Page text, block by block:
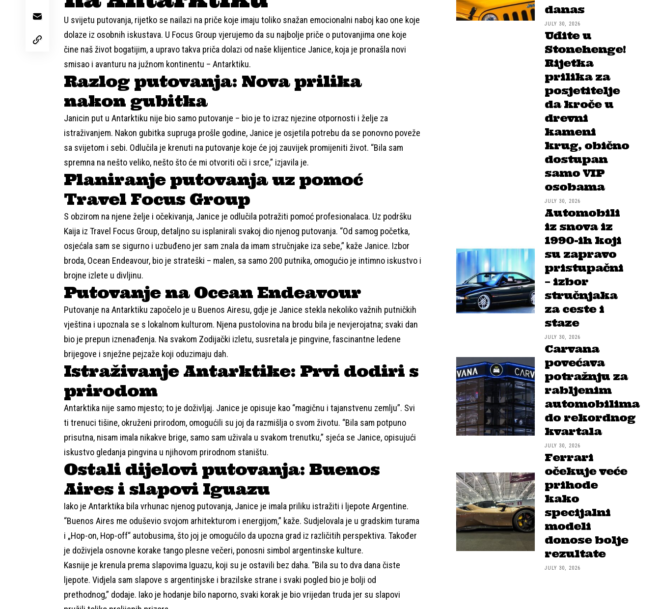
U svijetu putovanja, rijetko se nailazi na priče koje imaju toliko snažan emocionalni naboj kao one koje
dolaze iz osobnih iskustava. U Focus Group vjerujemo da su najbolje priče o putovanjima one koje
čine naš život bogatijim, a upravo takva priča dolazi od naše klijentice Janice, koja je pronašla novi
smisao i avanturu na južnom kontinentu – Antarktiku.
Razlog putovanja: Nova prilika
nakon gubitka
Janicin put u Antarktiku nije bio samo putovanje – bio je to izraz njezine otpornosti i želje za
istraživanjem. Nakon gubitka supruga prošle godine, Janice je osjetila potrebu da se ponovno poveže
sa svijetom i sebi. Odlučila je krenuti na putovanje koje će joj zauvijek promijeniti život. “Bila sam
spremna na nešto veliko, nešto što će mi otvoriti oči i srce,” izjavila je.
Planiranje putovanja uz pomoć
Travel Focus Group
S obzirom na njene želje i očekivanja, Janice je odlučila potražiti pomoć profesionalaca. Uz podršku
Kaija iz Travel Focus Group, detaljno su isplanirali svakoj dio njenog putovanja. “Od samog početka,
osjećala sam se sigurno i uzbuđeno jer sam znala da imam stručnjake iza sebe,” kaže Janice. Izbor
broda, Ocean Endeavour, bio je strateški – malen, sa samo 200 putnika, omogućio je intimno iskustvo i
brojne izlete u divljinu.
Putovanje na Ocean Endeavour
Putovanje na Antarktiku započelo je u Buenos Airesu, gdje je Janice stekla nekoliko važnih putničkih
vještina i upoznala se s lokalnom kulturom. Njena pustolovina na brodu bila je nevjerojatna; svaki dan
bio je prepun iznenađenja. Na svakom Zodijački izletu, susretala je pingvine, fascinantne ledene
brijegove i snježne pejzaže koji oduzimaju dah.
Istraživanje Antarktike: Prvi dodiri s
prirodom
Antarktika nije samo mjesto; to je doživljaj. Janice je opisuje kao “magičnu i tajanstvenu zemlju”. Svi
ti trenuci tišine, okruženi prirodom, omogućili su joj da razmišlja o svom životu. “Bila sam potpuno
prisutna, nisam imala nikakve brige, samo sam uživala u svakom trenutku,” sjeća se Janice, opisujući
iskustvo gledanja pingvina u njihovom prirodnom staništu.
Ostali dijelovi putovanja: Buenos
Aires i slapovi Iguazu
Iako je Antarktika bila vrhunac njenog putovanja, Janice je imala priliku istražiti i ljepote Argentine.
“Buenos Aires me oduševio svojom arhitekturom i energijom,” kaže. Sudjelovala je u gradskim turama
i „Hop-on, Hop-off“ autobusima, što joj je omogućilo da upozna grad iz različitih perspektiva. Također
je doživjela osnovne korake tango plesne večeri, ponosni simbol argentinske kulture.
Kasnije je krenula prema slapovima Iguazu, koji su je ostavili bez daha. “Bila su to dva dana čiste
ljepote. Vidjela sam slapove s argentinjske i brazilske strane i svaki pogled bio je bolji od
prethodnog,” dodaje. Iako je hodanje bilo naporno, svaki korak je bio vrijedan truda jer su slapovi
danas
JULY 30, 2026
Uđite u
Stonehenge!
Rijetka
prilika za
posjetitelje
da kroče u
drevni
kameni
krug, obično
dostupan
samo VIP
osobama
JULY 30, 2026
Automobili
iz snova iz
1990-ih koji
su zapravo
pristupačni
– izbor
stručnjaka
za ceste i
staze
JULY 30, 2026
Carvana
povećava
potražnju za
rabljenim
automobilima
do rekordnog
kvartala
JULY 30, 2026
Ferrari
očekuje veće
prihode
kako
specijalni
modeli
donose bolje
rezultate
JULY 30, 2026